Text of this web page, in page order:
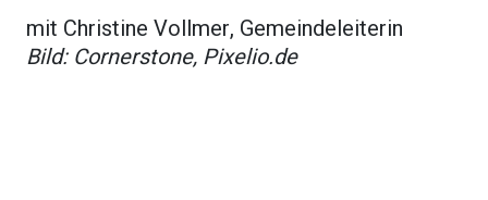
mit Christine Vollmer, Gemeindeleiterin
Bild: Cornerstone, Pixelio.de